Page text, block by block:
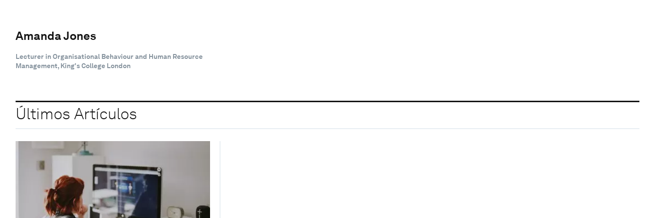
Amanda Jones
Lecturer in Organisational Behaviour and Human Resource
Management, King's College London
Últimos Artículos